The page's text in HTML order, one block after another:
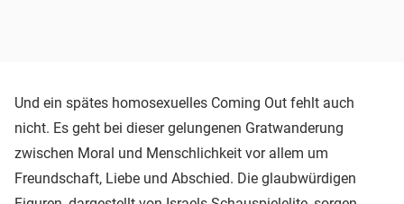
Und ein spätes homosexuelles Coming Out fehlt auch
nicht. Es geht bei dieser gelungenen Gratwanderung
zwischen Moral und Menschlichkeit vor allem um
Freundschaft, Liebe und Abschied. Die glaubwürdigen